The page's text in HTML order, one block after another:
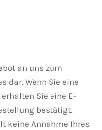
an uns zum
dar. Wenn Sie eine
Sie eine E-
bestätigt.
keine Annahme Ihres